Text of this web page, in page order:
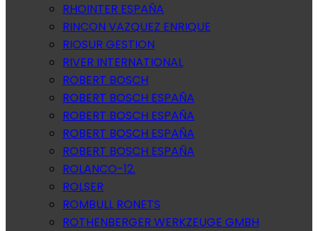
RHOINTER ESPAÑA
RINCON VAZQUEZ ENRIQUE
RIOSUR GESTION
RIVER INTERNATIONAL
ROBERT BOSCH
ROBERT BOSCH ESPAÑA
ROBERT BOSCH ESPAÑA
ROBERT BOSCH ESPAÑA
ROBERT BOSCH ESPAÑA
ROLANCO-12.
ROLSER
ROMBULL RONETS
ROTHENBERGER WERKZEUGE GMBH